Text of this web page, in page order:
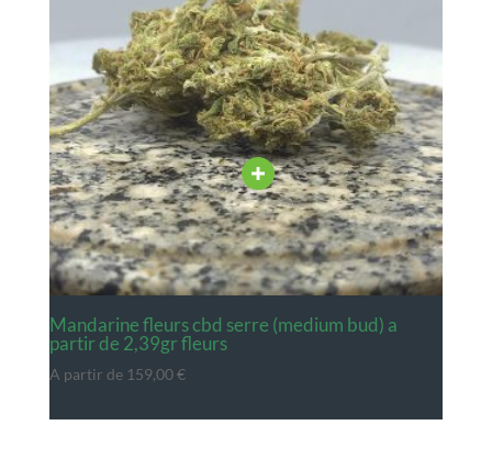
mandarine fleurs cbd serre (medium bud) a
partir de 2,39gr fleurs
A partir de 159,00€